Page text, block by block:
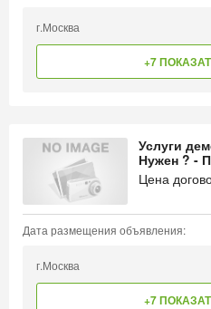
г.Москва
+7
Услуги
Нужен ? -
Цена
Дата размещения объявления:
г.Москва
+7